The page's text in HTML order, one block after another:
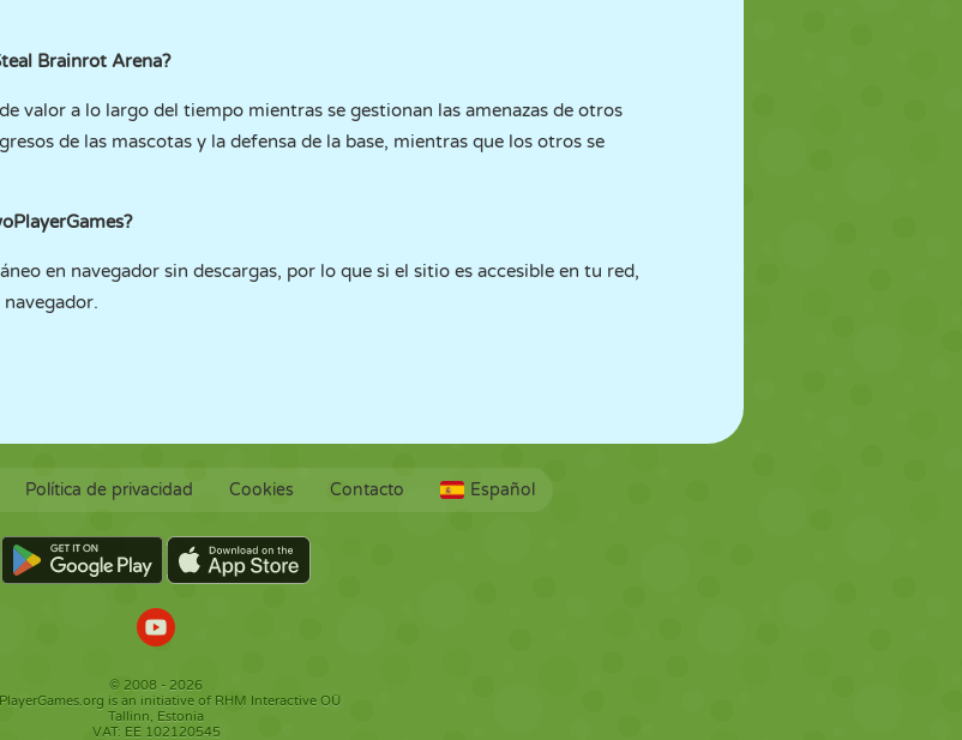
Brainrot Arena?
valor a lo largo del tiempo mientras se gestionan las amenazas de otros
de las mascotas y la defensa de la base, mientras que los otros se
en navegador sin descargas, por lo que si el sitio es accesible en tu red,
Política de privacidad Cookies Contacto Español
© 2008 - 2026
is an initiative of RHM Interactive OÜ
Tallinn, Estonia
VAT: EE 102120545